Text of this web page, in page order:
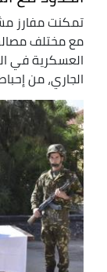
تمكنت مفارز
مع مختلف مصالح
الجاري، من